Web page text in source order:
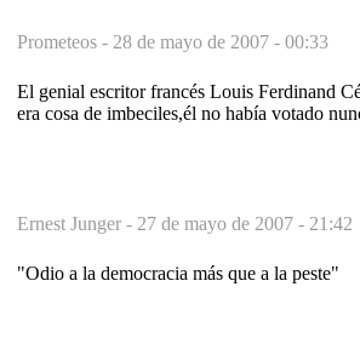
Prometeos - 28 de mayo de 2007 - 00:33
El genial escritor francés Louis Ferdinand
era cosa de imbeciles,él no había votado
Ernest Junger - 27 de mayo de 2007 - 21:42
"Odio a la democracia más que a la peste"